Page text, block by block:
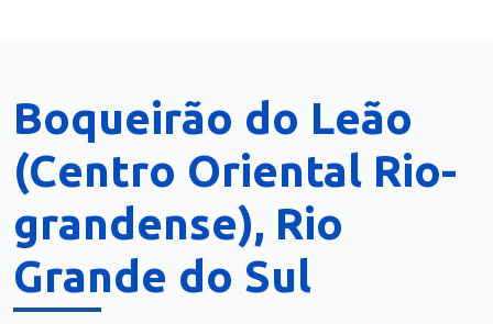
Boqueirão do Leão
(Centro Oriental Rio-
grandense), Rio
Grande do Sul